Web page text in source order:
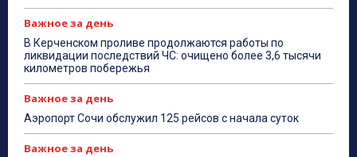
Важное за день
В Керченском проливе продолжаются работы по
ликвидации последствий ЧС: очищено более 3,6 тысячи
километров побережья
Важное за день
Аэропорт Сочи обслужил 125 рейсов с начала суток
Важное за день